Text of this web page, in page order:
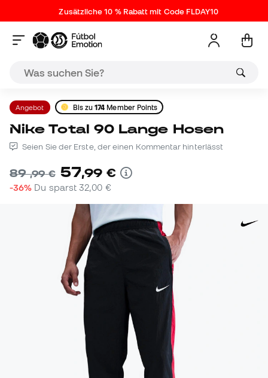
Zusätzliche 10 % Rabatt mit Code FLDAY10
Angebot Bis zu174 Member Points
Nike Total 90 Lange Hosen
Seien Sie der Erste, der einen Kommentar hinterlässt
89,99 € 57,99 €
-36% Du sparst32,00 €